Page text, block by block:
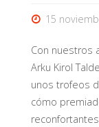
15
Con nuestros
Arku Kirol
unos trofeos
cómo